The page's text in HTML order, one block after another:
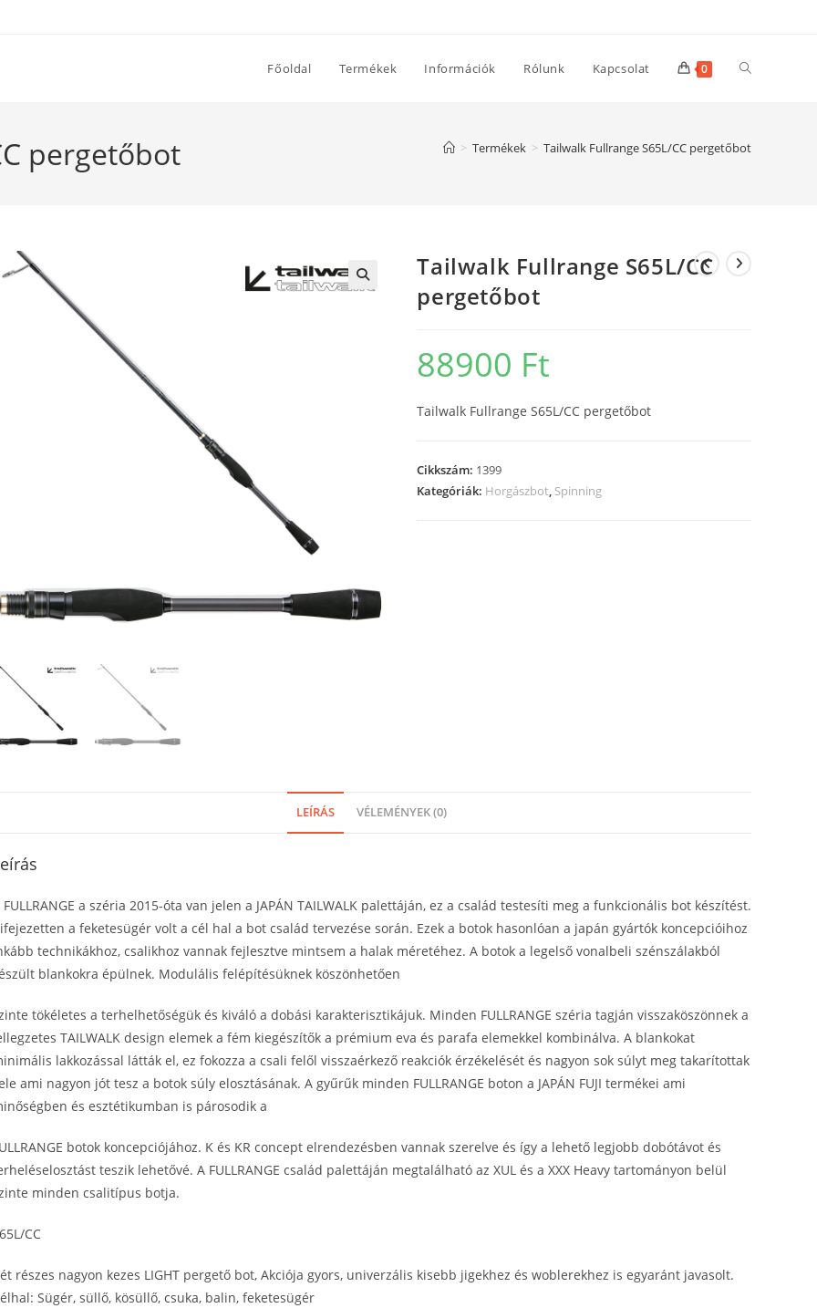
Főoldal Termékek Információk Rólunk Kapcsolat 0 Toggle
pergetőbot > Termékek > Tailwalk Fullrange S65L/CC pergetőbot
Tailwalk Fullrange S65L/CC
pergetőbot
88900 Ft
Tailwalk Fullrange S65L/CC pergetőbot
Cikkszám: 1399
Kategóriák: Horgászbot, Spinning
LEÍRÁS VÉLEMÉNYEK (0)
FULLRANGE a széria 2015-óta van jelen a JAPÁN TAILWALK palettáján, ez a család testesíti meg a funkcionális bot készítést.
a feketesügér volt a cél hal a bot család tervezése során. Ezek a botok hasonlóan a japán gyártók koncepcióihoz
technikákhoz, csalikhoz vannak fejlesztve mintsem a halak méretéhez. A botok a legelső vonalbeli szénszálakból
blankokra épülnek. Modulális felépítésüknek köszönhetően
tökéletes a terhelhetőségük és kiváló a dobási karakterisztikájuk. Minden FULLRANGE széria tagján visszaköszönnek a
TAILWALK design elemek a fém kiegészítők a prémium eva és parafa elemekkel kombinálva. A blankokat
lakkozással látták el, ez fokozza a csali felől visszaérkező reakciók érzékelését és nagyon sok súlyt meg takarítottak
ami nagyon jót tesz a botok súly elosztásának. A gyűrűk minden FULLRANGE boton a JAPÁN FUJI termékei ami
és esztétikumban is párosodik a
botok koncepciójához. K és KR concept elrendezésben vannak szerelve és így a lehető legjobb dobótávot és
teszik lehetővé. A FULLRANGE család palettáján megtalálható az XUL és a XXX Heavy tartományon belül
minden csalitípus botja.
CC
részes nagyon kezes LIGHT pergető bot, Akciója gyors, univerzális kisebb jigekhez és woblerekhez is egyaránt javasolt.
Sügér, süllő, kösüllő, csuka, balin, feketesügér